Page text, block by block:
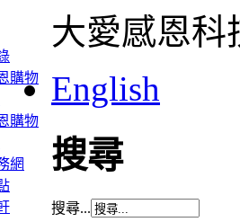
購物
購物
網
大愛感恩科
English
搜尋
搜尋...